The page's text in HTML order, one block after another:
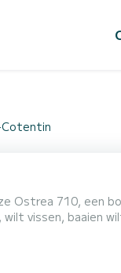
Cotentin
vissen, baaien
deze boot